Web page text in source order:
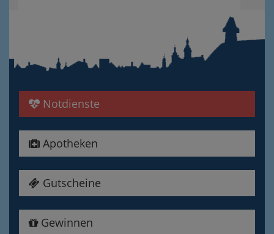
Notdienste
Apotheken
Gutscheine
Gewinnen